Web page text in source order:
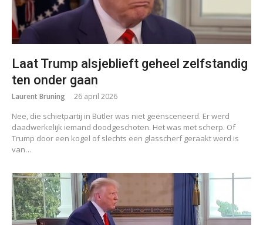
Laat Trump alsjeblieft geheel zelfstandig
ten onder gaan
Laurent Bruning 26 april 2026
Nee, die schietpartij in Butler was niet geënsceneerd. Er werd
daadwerkelijk iemand doodgeschoten. Het was met scherp. Of
Trump door een kogel of slechts een glasscherf geraakt werd is
van…